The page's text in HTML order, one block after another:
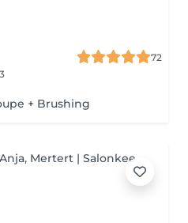
72
+ Brushing